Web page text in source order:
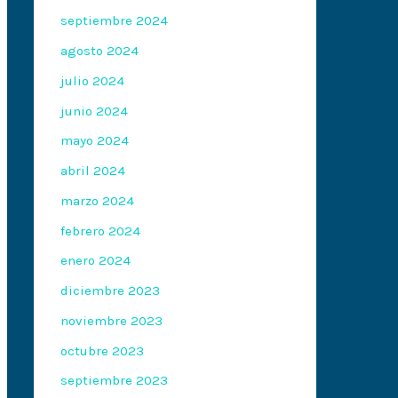
septiembre 2024
agosto 2024
julio 2024
junio 2024
mayo 2024
abril 2024
marzo 2024
febrero 2024
enero 2024
diciembre 2023
noviembre 2023
octubre 2023
septiembre 2023